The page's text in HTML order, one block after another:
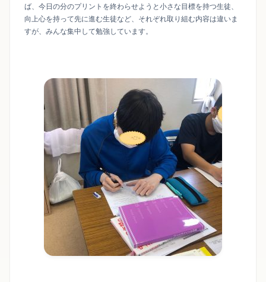
ば、今日の分のプリントを終わらせようと小さな目標を持つ生徒、
向上心を持って先に進む生徒など、それぞれ取り組む内容は違いま
すが、みんな集中して勉強しています。